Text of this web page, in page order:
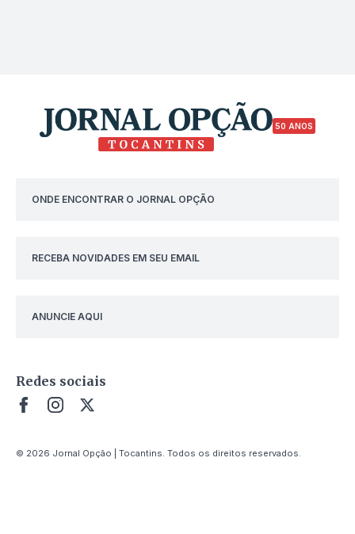
50 ANOS
ONDE ENCONTRAR O JORNAL OPÇÃO
RECEBA NOVIDADES EM SEU EMAIL
ANUNCIE AQUI
Redes sociais
© 2026 Jornal Opção | Tocantins. Todos os direitos reservados.